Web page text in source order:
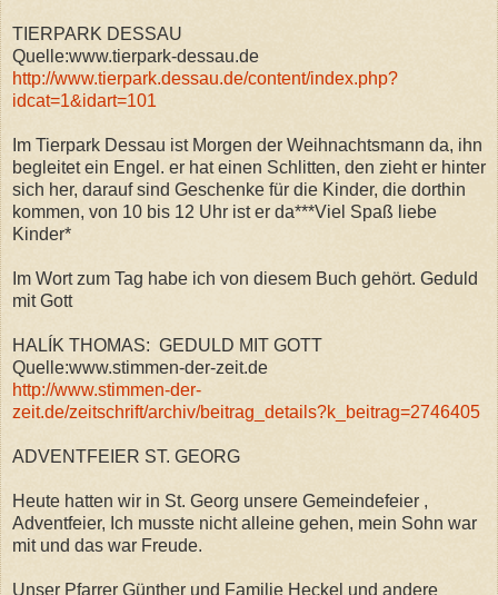
TIERPARK DESSAU
Quelle:www.tierpark-dessau.de
http://www.tierpark.dessau.de/content/index.php?
idcat=1&idart=101
Im Tierpark Dessau ist Morgen der Weihnachtsmann da, ihn
begleitet ein Engel. er hat einen Schlitten, den zieht er hinter
sich her, darauf sind Geschenke für die Kinder, die dorthin
kommen, von 10 bis 12 Uhr ist er da***Viel Spaß liebe
Kinder*
Im Wort zum Tag habe ich von diesem Buch gehört. Geduld
mit Gott
HALÍK THOMAS: GEDULD MIT GOTT
Quelle:www.stimmen-der-zeit.de
http://www.stimmen-der-
zeit.de/zeitschrift/archiv/beitrag_details?k_beitrag=2746405
ADVENTFEIER ST. GEORG
Heute hatten wir in St. Georg unsere Gemeindefeier ,
Adventfeier, Ich musste nicht alleine gehen, mein Sohn war
mit und das war Freude.
Unser Pfarrer Günther und Familie Heckel und andere